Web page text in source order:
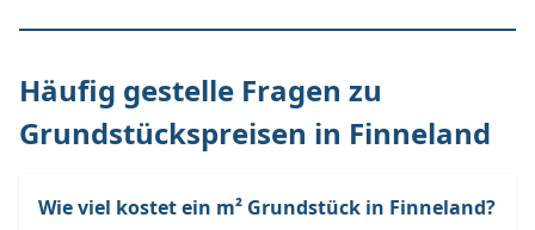
Häufig gestelle Fragen zu
Grundstückspreisen in Finneland
Wie viel kostet ein m² Grundstück in Finneland?